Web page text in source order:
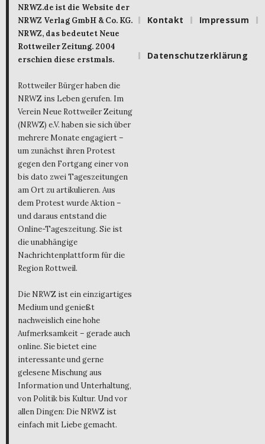
NRWZ.de ist die Website der
NRWZ Verlag GmbH & Co. KG.
NRWZ, das bedeutet Neue
Rottweiler Zeitung. 2004
erschien diese erstmals.
Rottweiler Bürger haben die
NRWZ ins Leben gerufen. Im
Verein Neue Rottweiler Zeitung
(NRWZ) e.V. haben sie sich über
mehrere Monate engagiert –
um zunächst ihren Protest
gegen den Fortgang einer von
bis dato zwei Tageszeitungen
am Ort zu artikulieren. Aus
dem Protest wurde Aktion –
und daraus entstand die
Online-Tageszeitung. Sie ist
die unabhängige
Nachrichtenplattform für die
Region Rottweil.
Die NRWZ ist ein einzigartiges
Medium und genießt
nachweislich eine hohe
Aufmerksamkeit – gerade auch
online. Sie bietet eine
interessante und gerne
gelesene Mischung aus
Information und Unterhaltung,
von Politik bis Kultur. Und vor
allen Dingen: Die NRWZ ist
einfach mit Liebe gemacht.
Kontakt Impressum
Datenschutzerklärung